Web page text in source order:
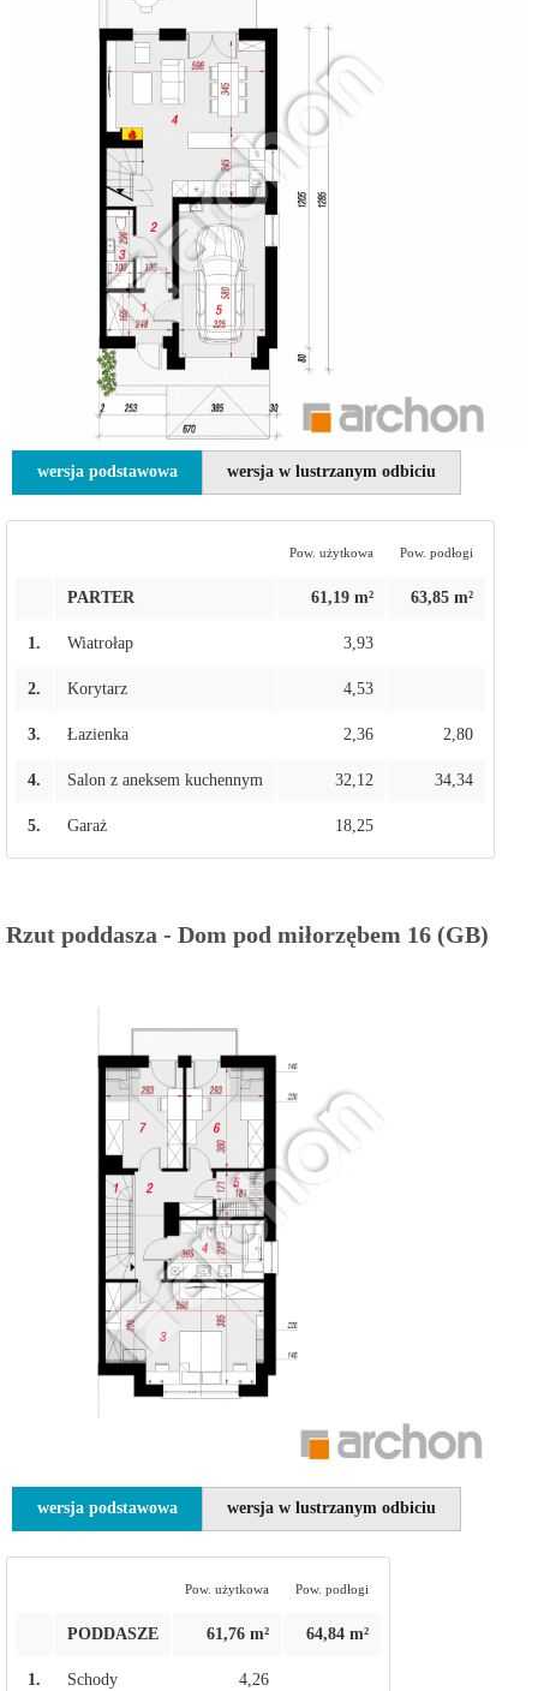
wersja podstawowa wersja w lustrzanym odbiciu
Pow. użytkowa Pow. podłogi
PARTER 61,19 m² 63,85 m²
1. Wiatrołap 3,93
2. Korytarz 4,53
3. Łazienka 2,36 2,80
4. Salon z aneksem kuchennym 32,12 34,34
5. Garaż 18,25
Rzut poddasza - Dom pod miłorzębem 16 (GB)
wersja podstawowa wersja w lustrzanym odbiciu
Pow. użytkowa Pow. podłogi
PODDASZE 61,76 m² 64,84 m²
1. Schody 4,26